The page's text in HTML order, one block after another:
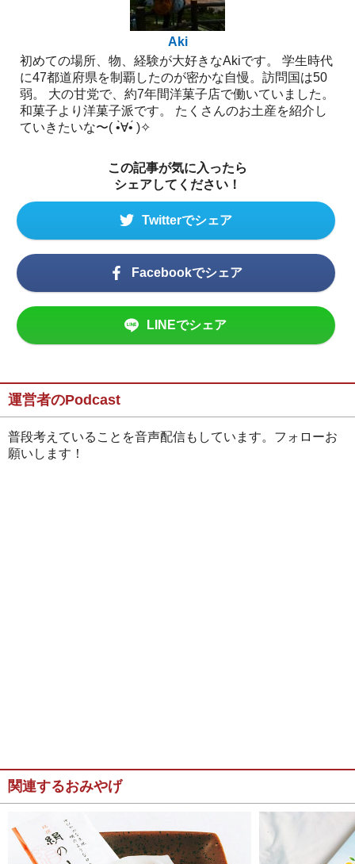
Aki
初めての場所、物、経験が大好きなAkiです。 学生時代
に47都道府県を制覇したのが密かな自慢。訪問国は50
弱。 大の甘党で、約7年間洋菓子店で働いていました。
和菓子より洋菓子派です。 たくさんのお土産を紹介し
ていきたいな〜( •̀∀︎•́ )✧︎
この記事が気に入ったら
シェアしてください！
Twitterでシェア
Facebookでシェア
LINEでシェア
運営者のPodcast
普段考えていることを音声配信もしています。フォローお
願いします！
関連するおみやげ